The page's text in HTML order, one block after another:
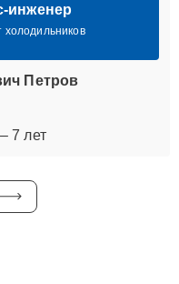
инженер
Петров
7 лет